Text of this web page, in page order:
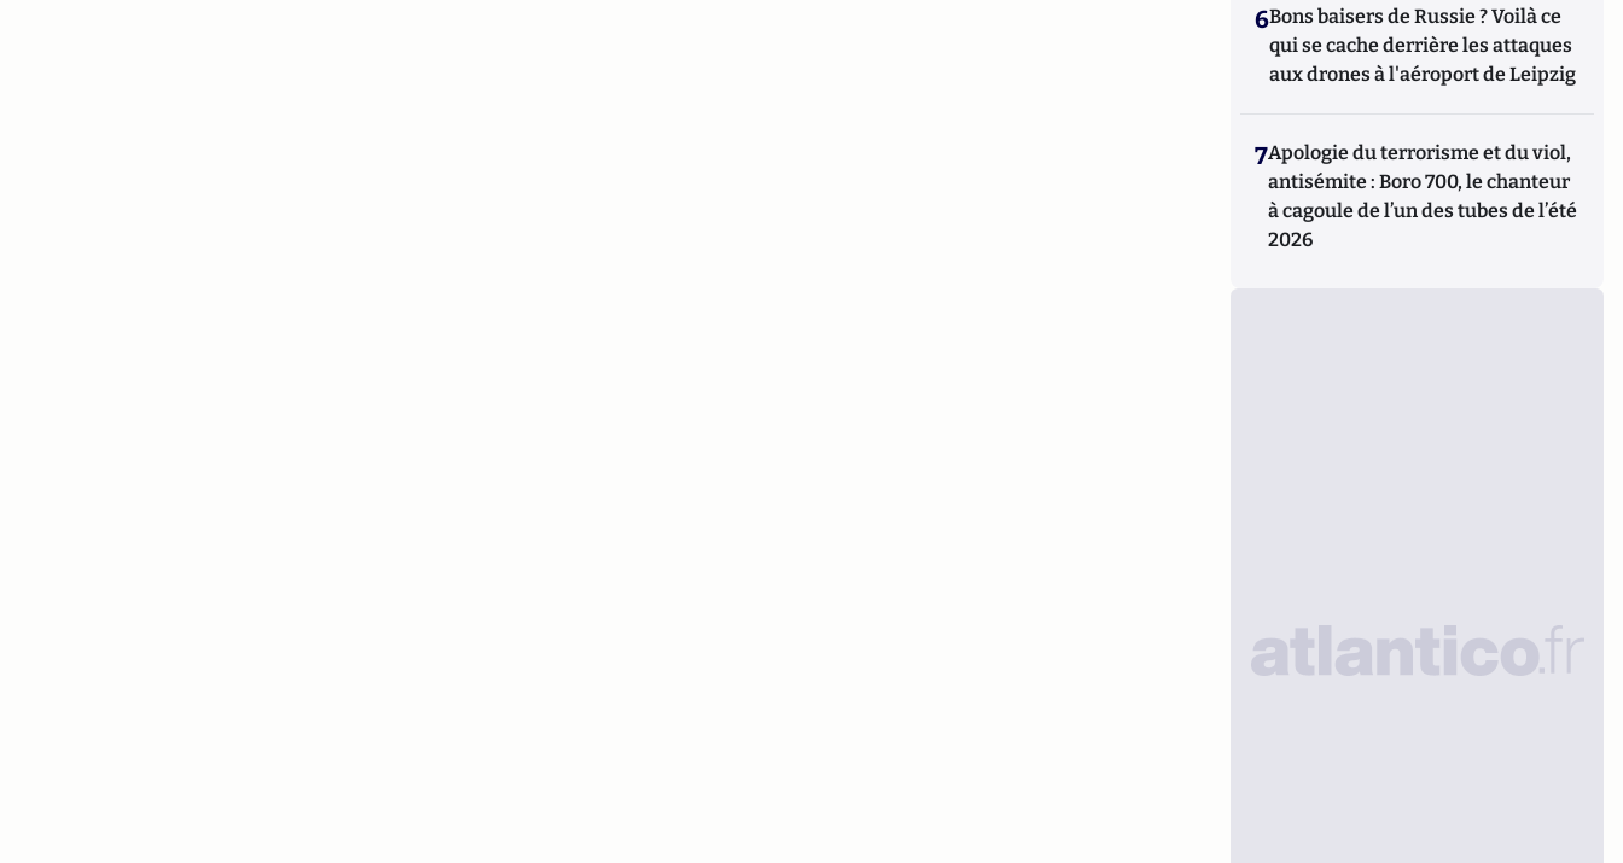
6Bons baisers de Russie ? Voilà ce
qui se cache derrière les attaques
aux drones à l'aéroport de Leipzig
7Apologie du terrorisme et du viol,
antisémite : Boro 700, le chanteur
à cagoule de l’un des tubes de l’été
2026